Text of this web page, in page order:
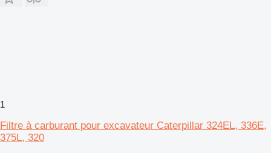
1
Filtre à carburant pour excavateur Caterpillar 324EL, 336E,
375L, 320